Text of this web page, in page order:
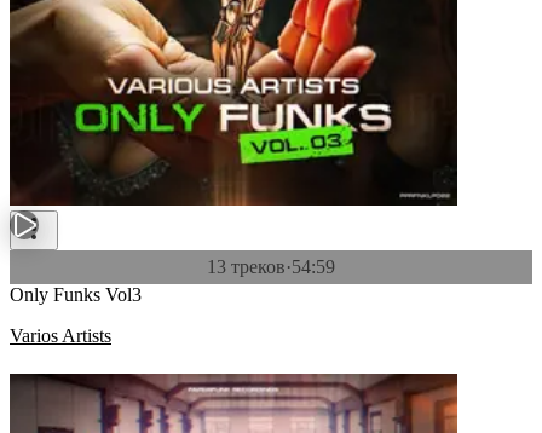
13 треков·54:59
Only Funks Vol3
Varios Artists